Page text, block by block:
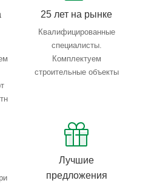
25 лет на рынке
Квалифицированные
специалисты.
Комплектуем
строительные объекты
Лучшие
предложения